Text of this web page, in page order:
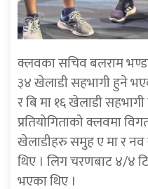
क्लवका सचिव बलराम
३४ खेलाडी सहभागी हुने
र बि मा १६ खेलाडी
प्रतियोगिताको क्लवमा
खेलाडीहरु समुह ए मा र
थिए । लिग चरणबाट ४/४
भएका थिए ।